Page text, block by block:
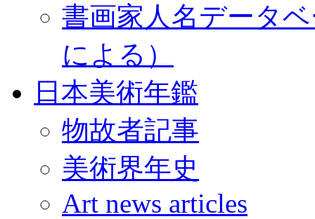
書画家人名データ
による）
日本美術年鑑
物故者記事
美術界年史
Art news articles